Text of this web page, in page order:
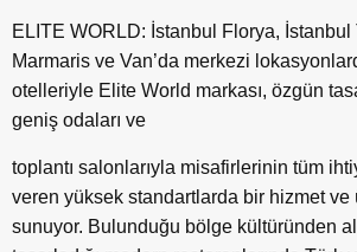
ELITE WORLD: İstanbul Florya, İstanbul
Marmaris ve Van’da merkezi
otelleriyle Elite World markası, özgün
geniş odaları ve
toplantı salonlarıyla misafirlerinin tüm
veren yüksek standartlarda bir hizmet ve
sunuyor. Bulunduğu bölge kültüründen